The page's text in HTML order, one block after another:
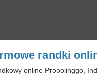
randki
online Probolinggo,